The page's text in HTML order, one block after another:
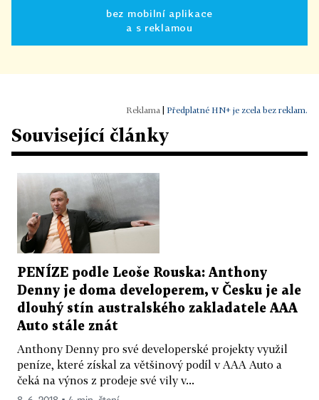
bez mobilní aplikace
a s reklamou
Předplatné HN+ je zcela bez reklam.
Související články
PENÍZE podle Leoše Rouska: Anthony
Denny je doma developerem, v Česku je ale
dlouhý stín australského zakladatele AAA
Auto stále znát
Anthony Denny pro své developerské projekty využil
peníze, které získal za většinový podíl v AAA Auto a
čeká na výnos z prodeje své vily v...